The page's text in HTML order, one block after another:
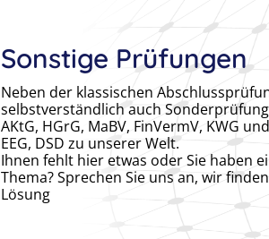
Sonstige Prüfungen
Neben der klassischen
selbstverständlich auch
AKtG, HGrG, MaBV, FinVermV, KWG
EEG, DSD zu unserer Welt.
Ihnen fehlt hier etwas oder Sie haben
Thema? Sprechen Sie uns an, wir
Lösung